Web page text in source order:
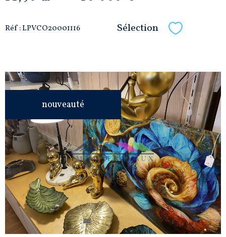
Réf : LPVCO20001116 Sélection
nouveauté
VOIR LE
BIEN